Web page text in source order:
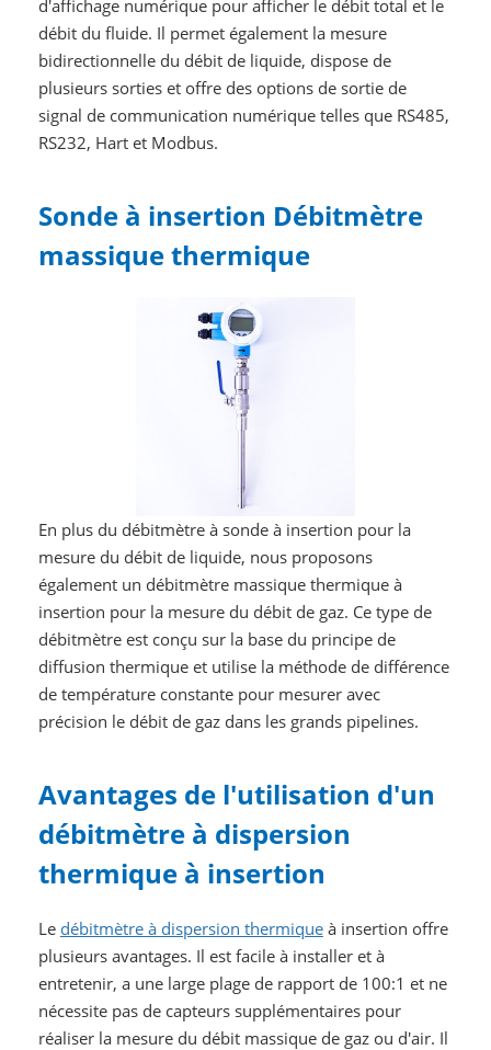
d'affichage numérique pour afficher le débit total et le
débit du fluide. Il permet également la mesure
bidirectionnelle du débit de liquide, dispose de
plusieurs sorties et offre des options de sortie de
signal de communication numérique telles que RS485,
RS232, Hart et Modbus.
Sonde à insertion Débitmètre
massique thermique
En plus du débitmètre à sonde à insertion pour la
mesure du débit de liquide, nous proposons
également un débitmètre massique thermique à
insertion pour la mesure du débit de gaz. Ce type de
débitmètre est conçu sur la base du principe de
diffusion thermique et utilise la méthode de différence
de température constante pour mesurer avec
précision le débit de gaz dans les grands pipelines.
Avantages de l'utilisation d'un
débitmètre à dispersion
thermique à insertion
Le débitmètre à dispersion thermiqueà insertion offre
plusieurs avantages. Il est facile à installer et à
entretenir, a une large plage de rapport de 100:1 et ne
nécessite pas de capteurs supplémentaires pour
réaliser la mesure du débit massique de gaz ou d'air. Il